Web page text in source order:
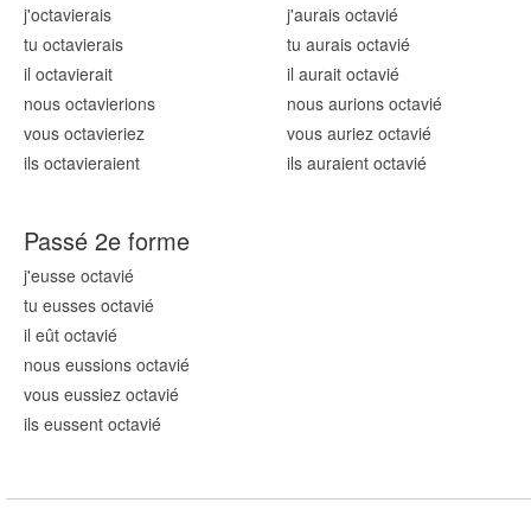
j'octavierais
tu octavierais
il octavierait
nous octavierions
vous octavieriez
ils octavieraient
j'aurais octavié
tu aurais octavié
il aurait octavié
nous aurions octavié
vous auriez octavié
ils auraient octavié
Passé 2e forme
j'eusse octavié
tu eusses octavié
il eût octavié
nous eussions octavié
vous eussiez octavié
ils eussent octavié